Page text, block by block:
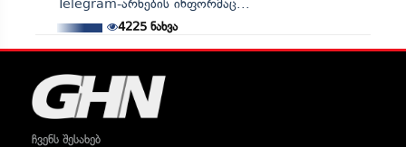
Telegram-არხების ინფორმაც...
4225ნახვა
ჩვენს შესახებ